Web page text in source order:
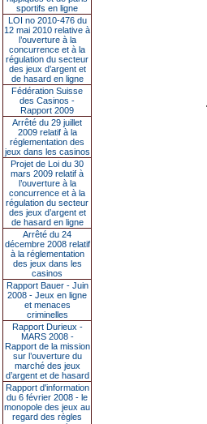
sportifs en ligne
LOI no 2010-476 du
12 mai 2010 relative à
l’ouverture à la
concurrence et à la
régulation du secteur
des jeux d’argent et
de hasard en ligne
Fédération Suisse
des Casinos -
Rapport 2009
Arrêté du 29 juillet
2009 relatif à la
réglementation des
jeux dans les casinos
Projet de Loi du 30
mars 2009 relatif à
l’ouverture à la
concurrence et à la
régulation du secteur
des jeux d’argent et
de hasard en ligne
Arrêté du 24
décembre 2008 relatif
à la réglementation
des jeux dans les
casinos
Rapport Bauer - Juin
2008 - Jeux en ligne
et menaces
criminelles
Rapport Durieux -
MARS 2008 -
Rapport de la mission
sur l’ouverture du
marché des jeux
d’argent et de hasard
Rapport d'information
du 6 février 2008 - le
monopole des jeux au
regard des règles